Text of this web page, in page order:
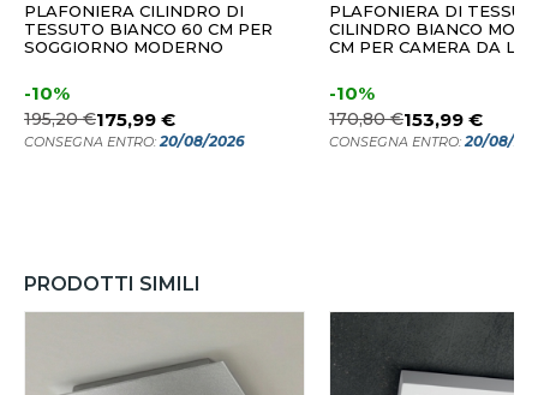
PLAFONIERA CILINDRO DI
TESSUTO BIANCO 60 CM PER
SOGGIORNO MODERNO
-10%
195,20 €175,99 €
CONSEGNA ENTRO:20/08/2026
PLAFONIERA DI
CILINDRO BIANCO
CM PER CAMERA DA
-10%
170,80 €153,99 €
CONSEGNA ENTRO:20/08/
PRODOTTI SIMILI